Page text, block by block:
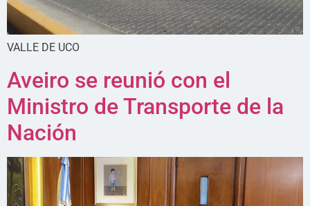
VALLE DE UCO
Aveiro se reunió con el
Ministro de Transporte de la
Nación